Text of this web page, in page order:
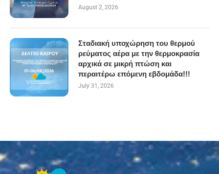
August 2, 2026
Σταδιακή υποχώρηση του θερμού
ρεύματος αέρα με την θερμοκρασία
αρχικά σε μικρή πτώση και
περαιτέρω επόμενη εβδομάδα!!!
July 31, 2026